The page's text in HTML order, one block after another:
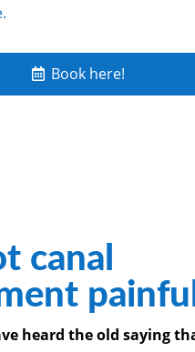
Book here!
canal
heard the old saying